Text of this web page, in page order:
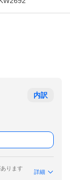
内訳
ります
詳細